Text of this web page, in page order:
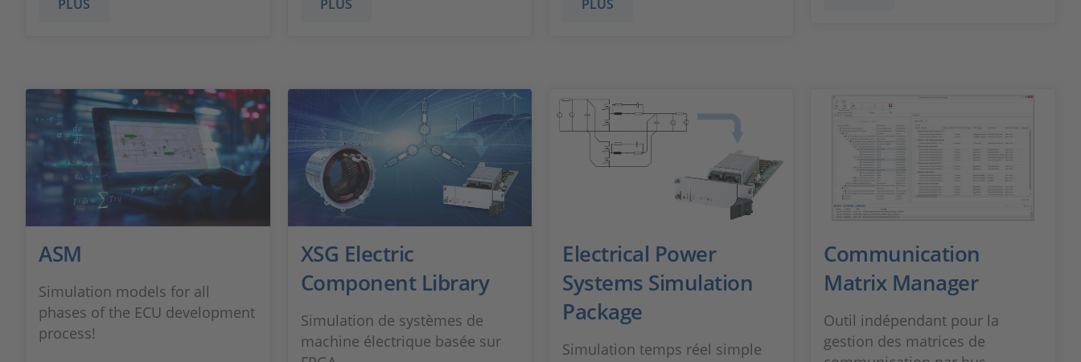
PLUS PLUS PLUS
ASM
Simulation models for all
phases of the ECU development
process!
XSG Electric
Component Library
Simulation de systèmes de
machine électrique basée sur
Electrical Power
Systems Simulation
Package
Simulation temps réel simple
Communication
Matrix Manager
Outil indépendant pour la
gestion des matrices de